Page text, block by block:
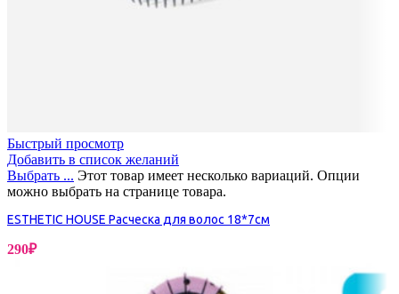
Быстрый просмотр
Добавить в список желаний
Выбрать ... Этот товар имеет несколько вариаций. Опции
можно выбрать на странице товара.
ESTHETIC HOUSE Расческа для волос 18*7см
290₽